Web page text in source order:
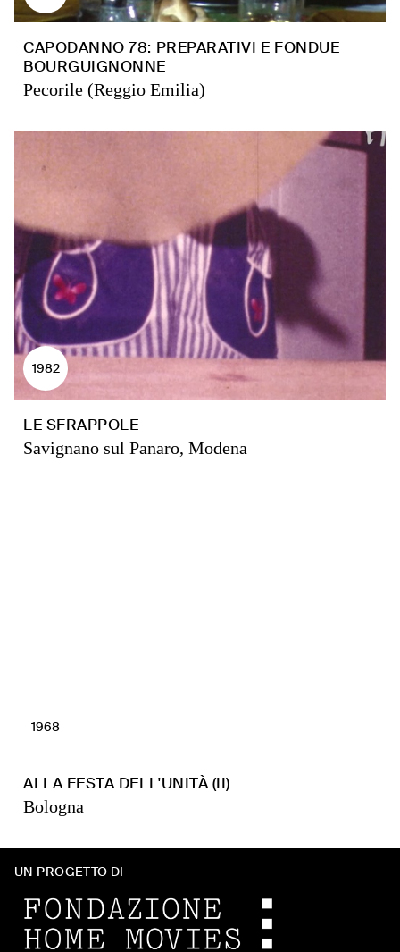
CAPODANNO 78: PREPARATIVI E FONDUE
BOURGUIGNONNE
Pecorile (Reggio Emilia)
1982
LE SFRAPPOLE
Savignano sul Panaro, Modena
1968
ALLA FESTA DELL'UNITÀ (II)
Bologna
UN PROGETTO DI